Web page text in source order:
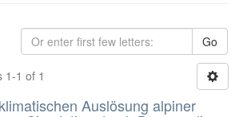
Go
1-1 of 1
Auslösung alpiner